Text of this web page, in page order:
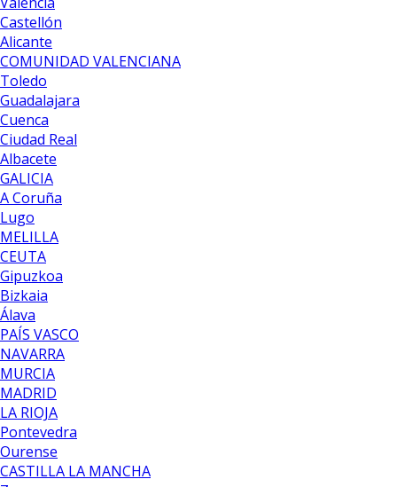
Castellón
Alicante
COMUNIDAD VALENCIANA
Toledo
Guadalajara
Cuenca
Ciudad Real
Albacete
GALICIA
A Coruña
Lugo
MELILLA
CEUTA
Gipuzkoa
Bizkaia
Álava
PAÍS VASCO
NAVARRA
MURCIA
MADRID
LA RIOJA
Pontevedra
Ourense
CASTILLA LA MANCHA